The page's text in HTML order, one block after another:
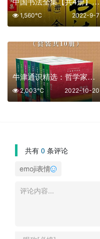
2022-9-7
1,560℃
牛津通识精选：哲学家系列【共10册】【epub格式】【10MB】【编号：091821】
2022-10-20
2,003℃
共有 0 条评论
emoji表情